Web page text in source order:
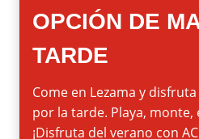
OPCIÓN DE
TARDE
Come en Lezama y
por la tarde. Playa,
¡Disfruta del verano con AC